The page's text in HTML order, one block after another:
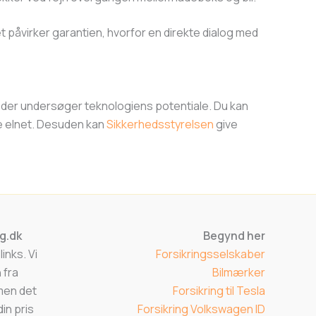
garantien, hvorfor en direkte dialog med
undersøger teknologiens potentiale. Du kan
elnet. Desuden kanSikkerhedsstyrelsengive
Vi
fra
det
pris
Begynd her
Forsikringsselskaber
Bilmærker
Forsikring til Tesla
Forsikring Volkswagen ID